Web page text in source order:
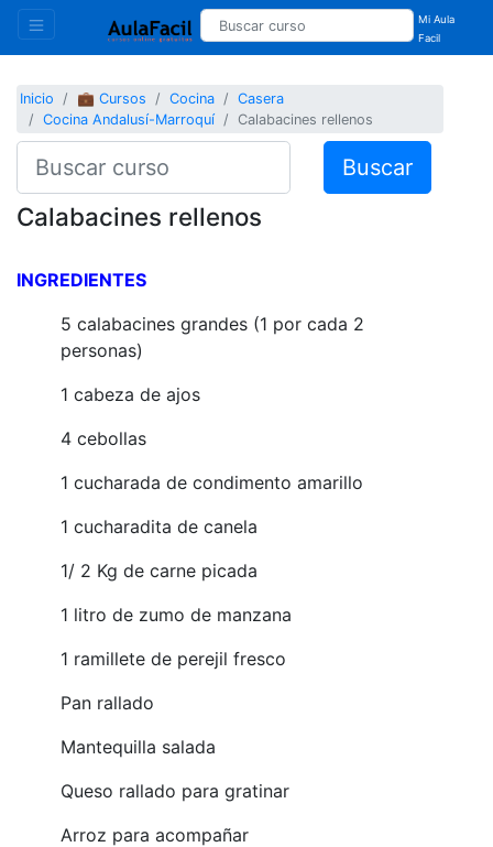
Mi Aula
Facil
Inicio 💼 Cursos Cocina
Casera
Cocina Andalusí-Marroquí
Calabacines rellenos
Buscar
Calabacines rellenos
INGREDIENTES
5 calabacines grandes (1 por cada 2
personas)
1 cabeza de ajos
4 cebollas
1 cucharada de condimento amarillo
1 cucharadita de canela
1/ 2 Kg de carne picada
1 litro de zumo de manzana
1 ramillete de perejil fresco
Pan rallado
Mantequilla salada
Queso rallado para gratinar
Arroz para acompañar